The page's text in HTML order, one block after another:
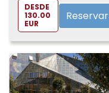
DESDE
130.00
EUR
Reservar